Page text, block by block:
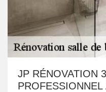
JP RÉNOVATION